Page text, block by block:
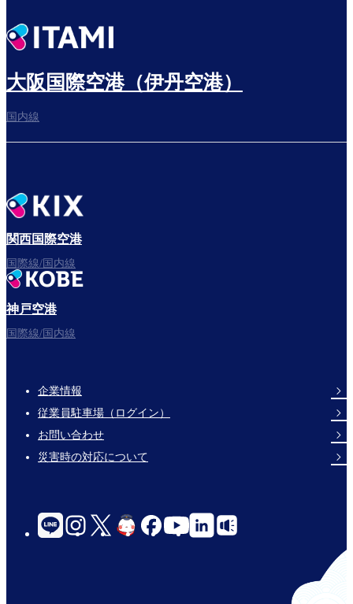
大阪国際空港（伊丹空港）
国内線
関西国際空港
国際線/国内線
神戸空港
国際線/国内線
Footer
Links
企業情報
従業員駐車場（ログイン）
お問い合わせ
災害時の対応について
social-
links-